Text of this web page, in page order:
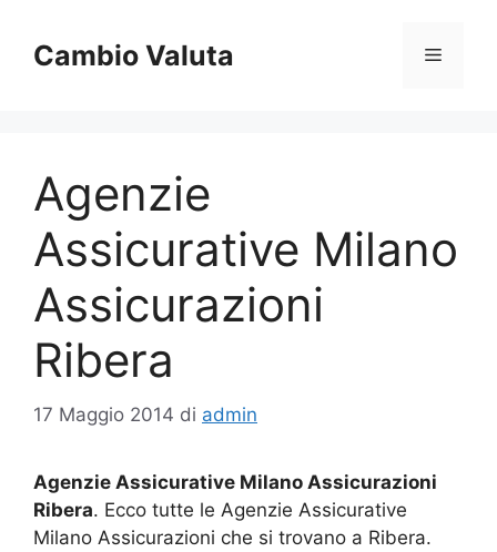
contenuto
Cambio Valuta Menu
Agenzie
Assicurative Milano
Assicurazioni
Ribera
17 Maggio 2014 di admin
Agenzie Assicurative Milano Assicurazioni
Ribera. Ecco tutte le Agenzie Assicurative
Milano Assicurazioni che si trovano a Ribera.